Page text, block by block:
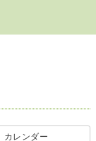
カレンダー